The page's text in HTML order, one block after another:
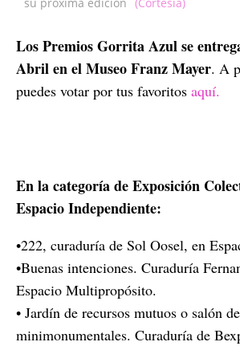
Los Premios Gorrita Azul se
Abril en el Museo Franz Mayer. A
puedes votar por tus favoritos aquí.
En la categoría de Exposición
Espacio Independiente:
•222, curaduría de Sol Oosel, en
•Buenas intenciones. Curaduría
Espacio Multipropósito.
• Jardín de recursos mutuos o salón
minimonumentales. Curaduría de